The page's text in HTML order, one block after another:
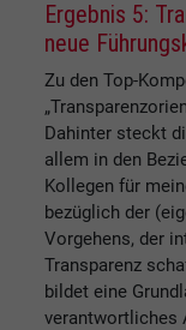
Ergebnis 5:
neue
Zu den Top-
Dahinter steckt
allem in den
Kollegen für
bezüglich der
Vorgehens, der
Transparenz
bildet eine
verantwortliches